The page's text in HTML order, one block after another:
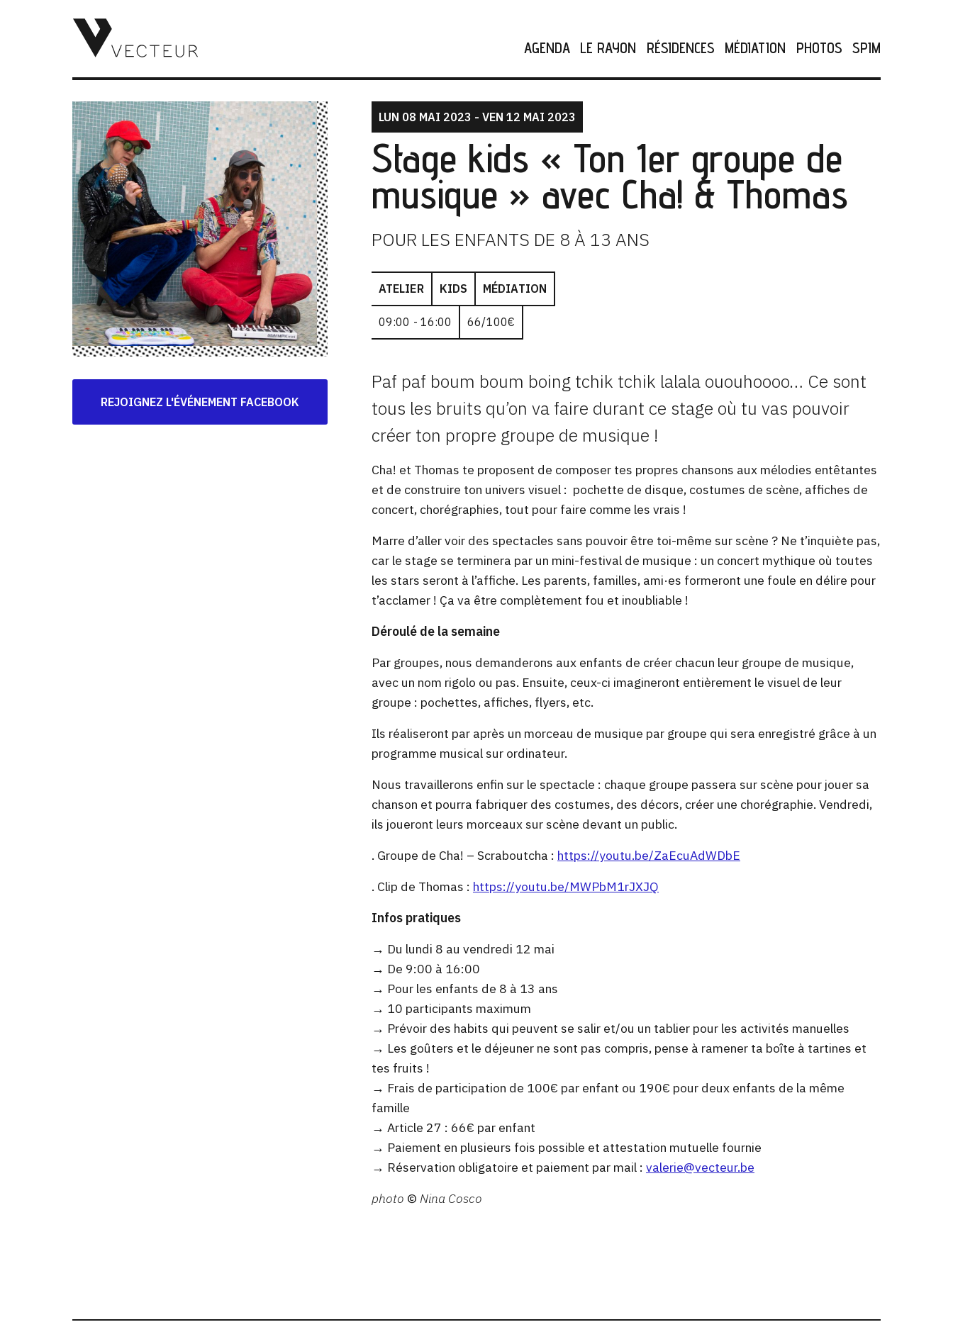
AGENDA LE RAYON RÉSIDENCES MÉDIATION PHOTOS SPIM
REJOIGNEZ L'ÉVÉNEMENT FACEBOOK
LUN 08 MAI 2023 - VEN 12 MAI 2023
Stage kids « Ton 1er groupe de
musique » avec Cha! & Thomas
POUR LES ENFANTS DE 8 À 13 ANS
ATELIER KIDS MÉDIATION
09:00 - 16:00 66/100€
Paf paf boum boum boing tchik tchik lalala ououhoooo… Ce sont
tous les bruits qu’on va faire durant ce stage où tu vas pouvoir
créer ton propre groupe de musique !
Cha! et Thomas te proposent de composer tes propres chansons aux mélodies entêtantes
et de construire ton univers visuel : pochette de disque, costumes de scène, affiches de
concert, chorégraphies, tout pour faire comme les vrais !
Marre d’aller voir des spectacles sans pouvoir être toi-même sur scène ? Ne t’inquiète pas,
car le stage se terminera par un mini-festival de musique : un concert mythique où toutes
les stars seront à l’affiche. Les parents, familles, ami·es formeront une foule en délire pour
t’acclamer ! Ça va être complètement fou et inoubliable !
Déroulé de la semaine
Par groupes, nous demanderons aux enfants de créer chacun leur groupe de musique,
avec un nom rigolo ou pas. Ensuite, ceux-ci imagineront entièrement le visuel de leur
groupe : pochettes, affiches, flyers, etc.
Ils réaliseront par après un morceau de musique par groupe qui sera enregistré grâce à un
programme musical sur ordinateur.
Nous travaillerons enfin sur le spectacle : chaque groupe passera sur scène pour jouer sa
chanson et pourra fabriquer des costumes, des décors, créer une chorégraphie. Vendredi,
ils joueront leurs morceaux sur scène devant un public.
. Groupe de Cha! – Scraboutcha : https://youtu.be/ZaEcuAdWDbE
. Clip de Thomas : https://youtu.be/MWPbM1rJXJQ
Infos pratiques
→ Du lundi 8 au vendredi 12 mai
→ De 9:00 à 16:00
→ Pour les enfants de 8 à 13 ans
→ 10 participants maximum
→ Prévoir des habits qui peuvent se salir et/ou un tablier pour les activités manuelles
→ Les goûters et le déjeuner ne sont pas compris, pense à ramener ta boîte à tartines et
tes fruits !
→ Frais de participation de 100€ par enfant ou 190€ pour deux enfants de la même
famille
→ Article 27 : 66€ par enfant
→ Paiement en plusieurs fois possible et attestation mutuelle fournie
→ Réservation obligatoire et paiement par mail : valerie@vecteur.be
photo © Nina Cosco